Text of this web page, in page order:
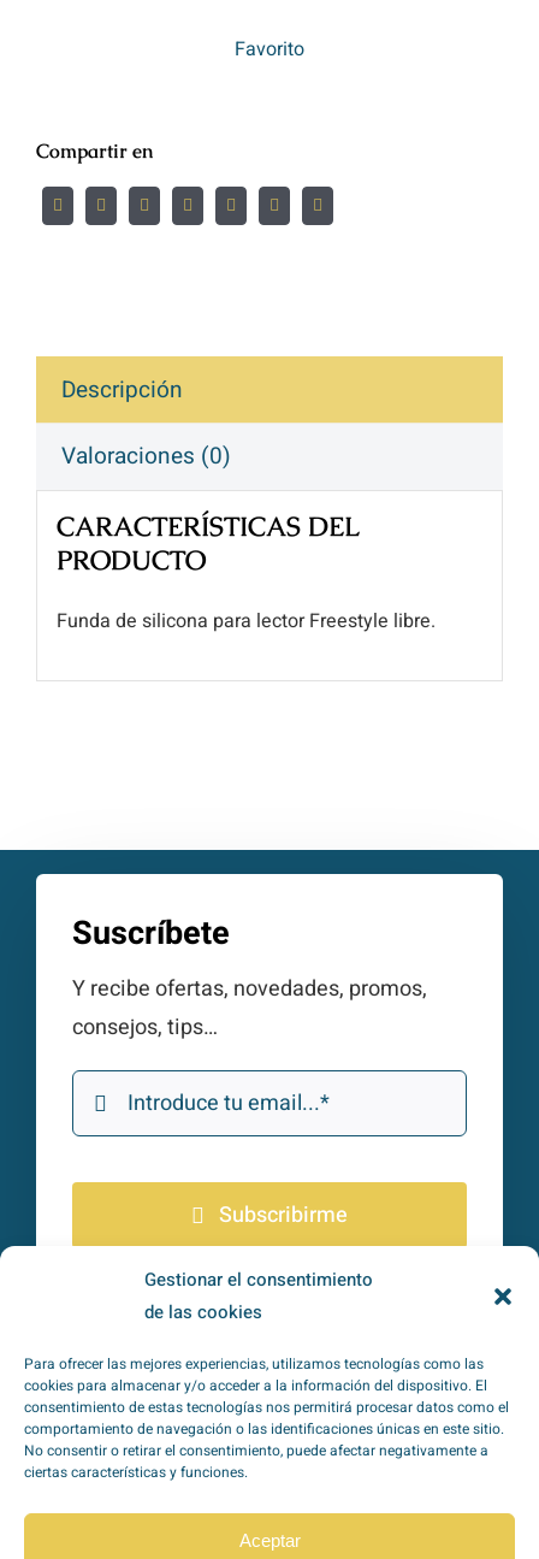
Gestionar el consentimiento
de las cookies
Para ofrecer las mejores experiencias, utilizamos tecnologías como las
cookies para almacenar y/o acceder a la información del dispositivo. El
consentimiento de estas tecnologías nos permitirá procesar datos como el
comportamiento de navegación o las identificaciones únicas en este sitio.
No consentir o retirar el consentimiento, puede afectar negativamente a
ciertas características y funciones.
Aceptar
Favorito
Compartir en
Descripción
Valoraciones (0)
CARACTERÍSTICAS DEL
PRODUCTO
Funda de silicona para lector Freestyle libre.
Suscríbete
Y recibe ofertas, novedades, promos,
consejos, tips…
Subscribirme
He leído y acepto la